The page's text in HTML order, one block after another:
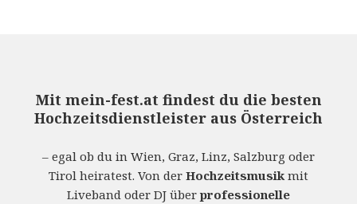
Mit mein-fest.at findest du die besten
Hochzeitsdienstleister aus Österreich
– egal ob du in Wien, Graz, Linz, Salzburg oder
Tirol heiratest. Von der Hochzeitsmusik mit
Liveband oder DJ über professionelle